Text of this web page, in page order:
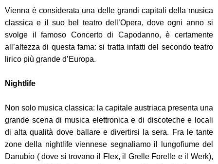
Vienna è considerata una delle grandi capitali della musica
classica e il suo bel teatro dell’Opera, dove ogni anno si
svolge il famoso Concerto di Capodanno, è certamente
all’altezza di questa fama: si tratta infatti del secondo teatro
lirico più grande d’Europa.
Nightlife
Non solo musica classica: la capitale austriaca presenta una
grande scena di musica elettronica e di discoteche e locali
di alta qualità dove ballare e divertirsi la sera. Fra le tante
zone della nightlife viennese segnaliamo il lungofiume del
Danubio ( dove si trovano il Flex, il Grelle Forelle e il Werk),